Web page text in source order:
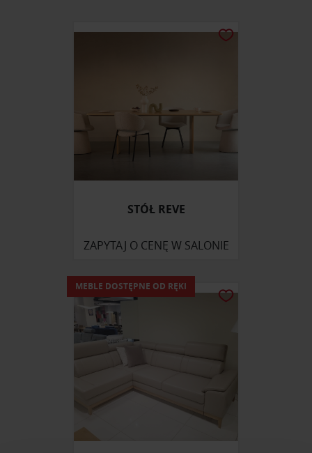
STÓŁ REVE
ZAPYTAJ O CENĘ W SALONIE
MEBLE DOSTĘPNE OD RĘKI